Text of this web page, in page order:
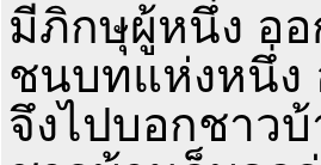
มีภิกษุผู้หนึ่ง ออ
ชนบทแห่งหนึ่ง
จึงไปบอกชาว